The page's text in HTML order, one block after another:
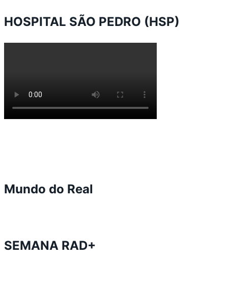
HOSPITAL SÃO PEDRO (HSP)
Mundo do Real
SEMANA RAD+